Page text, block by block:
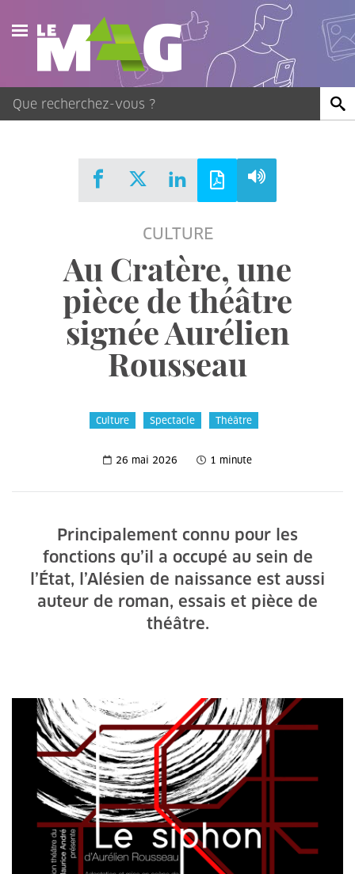
Actualités
Agenda
Publications
CULTURE
Au Cratère, une
pièce de théâtre
signée Aurélien
Rousseau
Culture Spectacle Théâtre
26 mai 2026 1 minute
Principalement connu pour les
fonctions qu’il a occupé au sein de
l’État, l’Alésien de naissance est aussi
auteur de roman, essais et pièce de
théâtre.